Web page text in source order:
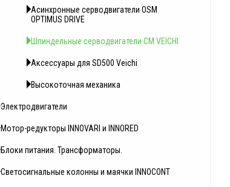
Асинхронные серводвигатели OSM
OPTIMUS DRIVE
Шпиндельные серводвигатели CM VEICHI
Аксессуары для SD500 Veichi
Высокоточная механика
Электродвигатели
Мотор-редукторы INNOVARI и INNORED
Блоки питания. Трансформаторы.
Светосигнальные колонны и маячки INNOCONT